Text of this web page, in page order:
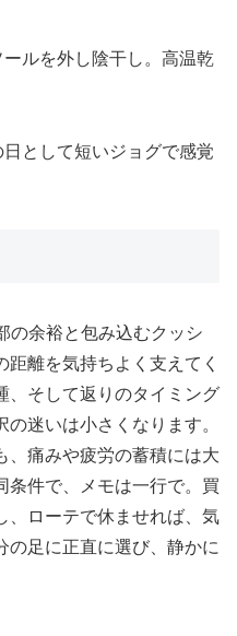
ルを外し陰干し。高温乾
として短いジョグで感覚
の余裕と包み込むクッシ
距離を気持ちよく支えてく
、そして返りのタイミング
迷いは小さくなります。
、痛みや疲労の蓄積には大
条件で、メモは一行で。買
、ローテで休ませれば、気
の足に正直に選び、静かに